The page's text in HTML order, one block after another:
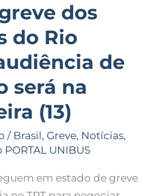
dos
do Rio
de
será na
(13)
/ Brasil, Greve, Notícias,
PORTAL UNIBUS
em estado de greve